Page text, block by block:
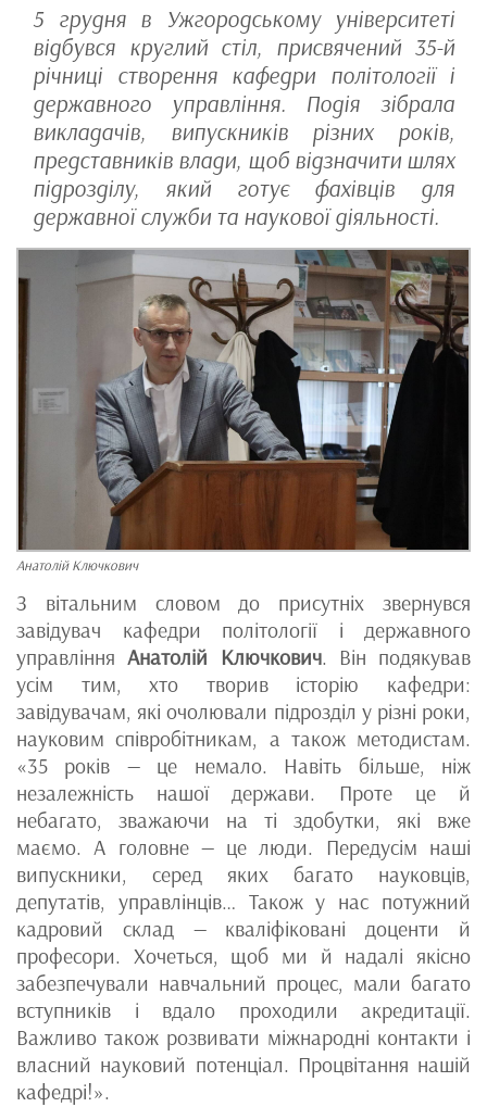
5 грудня в Ужгородському університеті
відбувся круглий стіл, присвячений 35-й
річниці створення кафедри політології і
державного управління. Подія зібрала
викладачів, випускників різних років,
представників влади, щоб відзначити шлях
підрозділу, який готує фахівців для
державної служби та наукової діяльності.
Анатолій Ключкович
З вітальним словом до присутніх звернувся
завідувач кафедри політології і державного
управлінняАнатолій Ключкович. Він подякував
усім тим, хто творив історію кафедри:
завідувачам, які очолювали підрозділ у різні роки,
науковим співробітникам, а також методистам.
«35 років — це немало. Навіть більше, ніж
незалежність нашої держави. Проте це й
небагато, зважаючи на ті здобутки, які вже
маємо. А головне — це люди. Передусім наші
випускники, серед яких багато науковців,
депутатів, управлінців… Також у нас потужний
кадровий склад — кваліфіковані доценти й
професори. Хочеться, щоб ми й надалі якісно
забезпечували навчальний процес, мали багато
вступників і вдало проходили акредитації.
Важливо також розвивати міжнародні контакти і
власний науковий потенціал. Процвітання нашій
кафедрі!».